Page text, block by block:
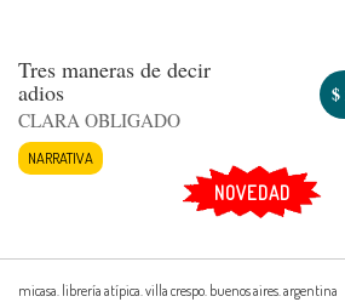
Tres maneras de decir
adios
CLARA OBLIGADO
NARRATIVA
$
NOVEDAD
micasa. librería atípica. villa crespo. buenos aires. argentina